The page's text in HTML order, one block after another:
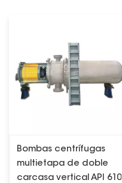
Bombas centrífugas
multietapa de doble
carcasa vertical API 610